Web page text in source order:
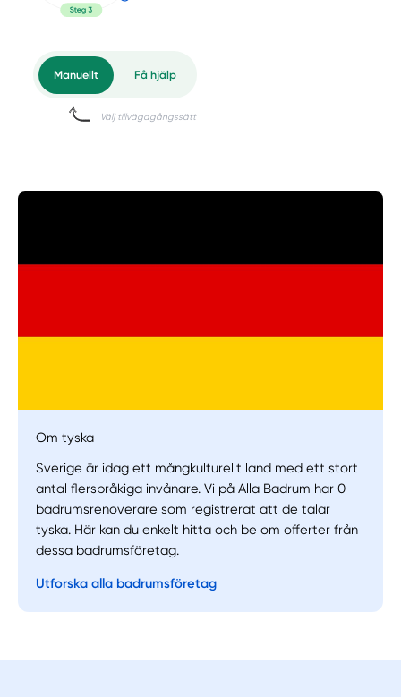
Manuellt Få hjälp
Välj tillvägagångssätt
Om tyska
Sverige är idag ett mångkulturellt land med ett stort
antal flerspråkiga invånare. Vi på Alla Badrum har 0
badrumsrenoverare som registrerat att de talar
tyska. Här kan du enkelt hitta och be om offerter från
dessa badrumsföretag.
Utforska alla badrumsföretag